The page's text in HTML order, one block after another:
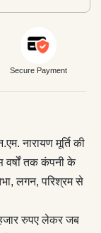
Secure Payment
नारायण मूर्ति की
वर्षों तक कंपनी के
लगन, परिश्रम से
रुपए लेकर जब